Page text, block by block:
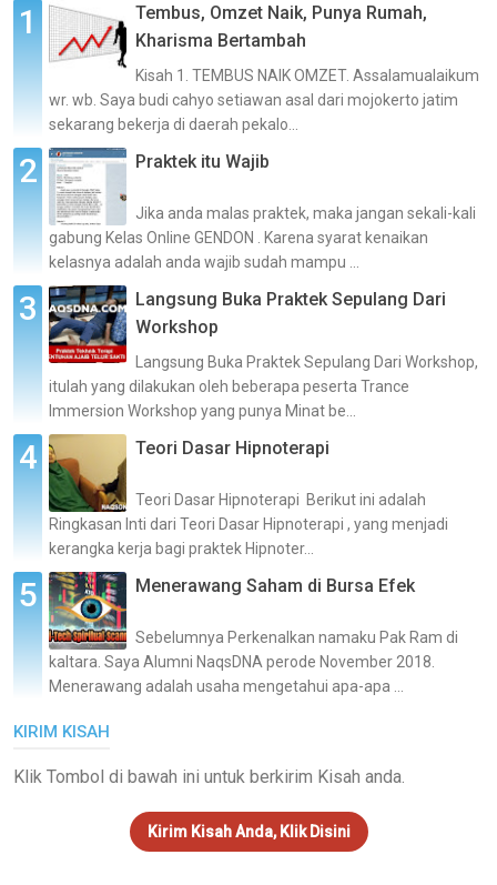
Tembus, Omzet Naik, Punya Rumah,
Kharisma Bertambah
Kisah 1. TEMBUS NAIK OMZET. Assalamualaikum
wr. wb. Saya budi cahyo setiawan asal dari mojokerto jatim
sekarang bekerja di daerah pekalo...
Praktek itu Wajib
Jika anda malas praktek, maka jangan sekali-kali
gabung Kelas Online GENDON . Karena syarat kenaikan
kelasnya adalah anda wajib sudah mampu ...
Langsung Buka Praktek Sepulang Dari
Workshop
Langsung Buka Praktek Sepulang Dari Workshop,
itulah yang dilakukan oleh beberapa peserta Trance
Immersion Workshop yang punya Minat be...
Teori Dasar Hipnoterapi
Teori Dasar Hipnoterapi Berikut ini adalah
Ringkasan Inti dari Teori Dasar Hipnoterapi , yang menjadi
kerangka kerja bagi praktek Hipnoter...
Menerawang Saham di Bursa Efek
Sebelumnya Perkenalkan namaku Pak Ram di
kaltara. Saya Alumni NaqsDNA perode November 2018.
Menerawang adalah usaha mengetahui apa-apa ...
KIRIM KISAH
Klik Tombol di bawah ini untuk berkirim Kisah anda.
Kirim Kisah Anda, Klik Disini